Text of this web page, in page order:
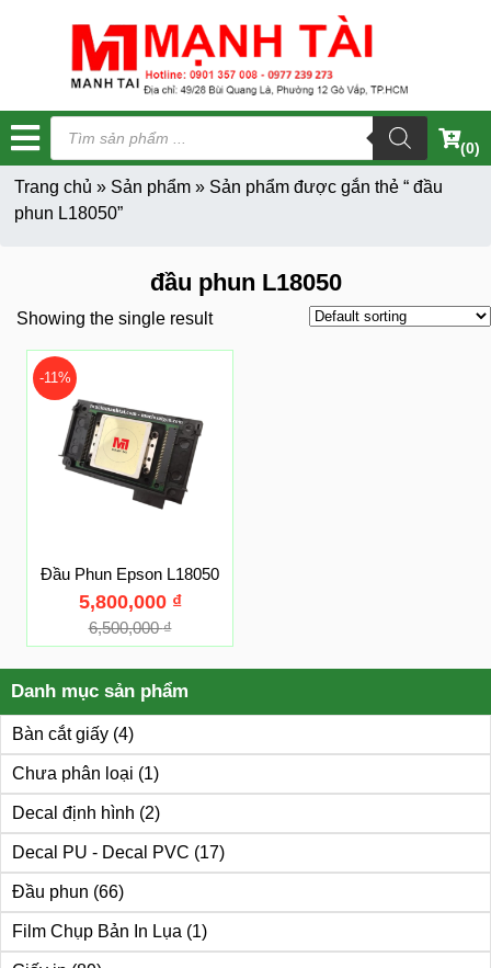
Tìm
kiếm
sản
phẩm
(0)
Trang chủ » Sản phẩm» Sản phẩm được gắn thẻ “ đầu
phun L18050”
đầu phun L18050
Danh mục sản phẩm
Bàn cắt giấy (4)
Chưa phân loại (1)
Decal định hình (2)
Decal PU - Decal PVC (17)
Đầu phun (66)
Film Chụp Bản In Lụa (1)
Showing the single result
-11%
Đầu Phun Epson L18050
6,500,000₫
5,800,000 ₫